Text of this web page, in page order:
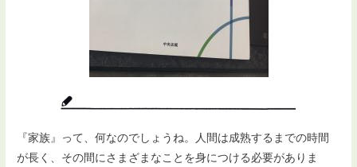
『家族』って、何なのでしょうね。人間は成熟するまでの時間
が長く、その間にさまざまなことを身につける必要がありま